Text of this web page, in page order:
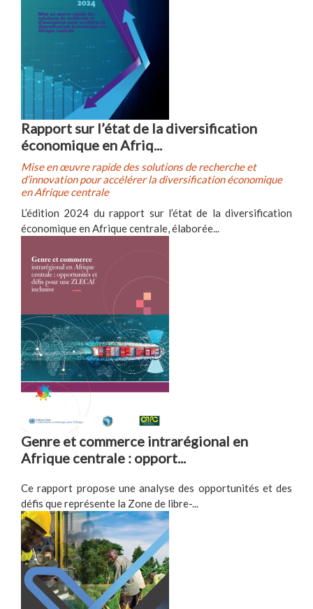
Rapport sur l’état de la diversification
économique en Afriq...
Mise en œuvre rapide des solutions de recherche et
d’innovation pour accélérer la diversification économique
en Afrique centrale
L’édition 2024 du rapport sur l’état de la diversification
économique en Afrique centrale, élaborée...
Genre et commerce intrarégional en
Afrique centrale : opport...
Ce rapport propose une analyse des opportunités et des
défis que représente la Zone de libre-...